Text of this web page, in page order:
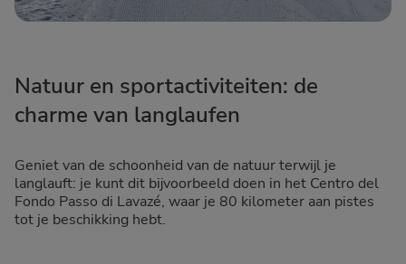
Natuur en sportactiviteiten: de
charme van langlaufen
Geniet van de schoonheid van de natuur terwijl je
langlauft: je kunt dit bijvoorbeeld doen in het Centro del
Fondo Passo di Lavazé, waar je 80 kilometer aan pistes
tot je beschikking hebt.